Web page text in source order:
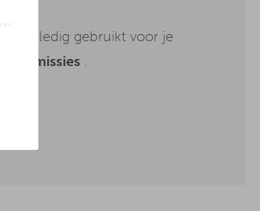
volledig gebruikt voor je
commissies